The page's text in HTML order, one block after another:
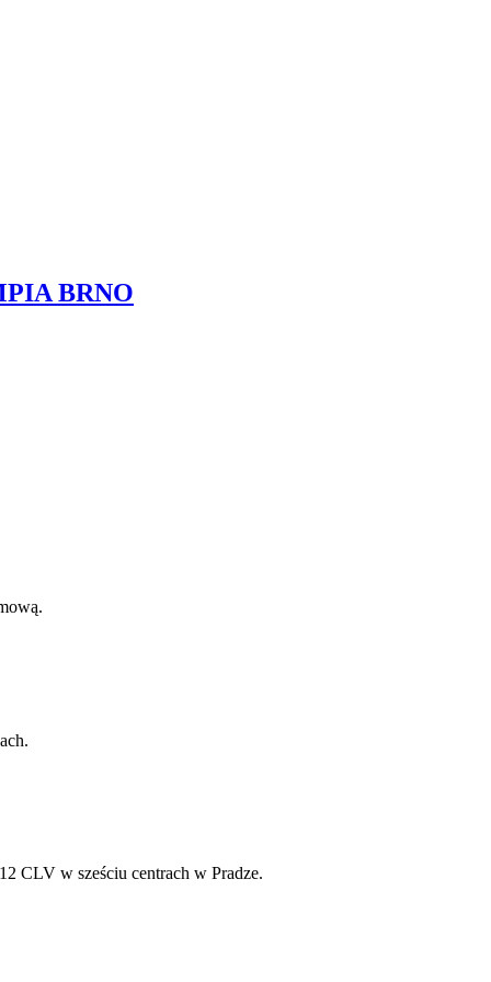
BRNO
CLV w sześciu centrach w Pradze.